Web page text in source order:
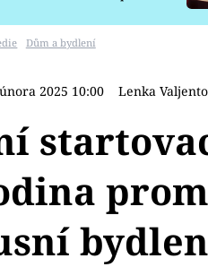
Dům a bydlení
2025 10:00 Lenka